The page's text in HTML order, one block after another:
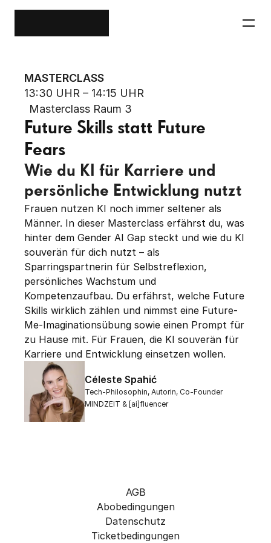
MASTERCLASS
13:30 UHR – 14:15 UHR
Masterclass Raum 3
Future Skills statt Future
Fears
Wie du KI für Karriere und
persönliche Entwicklung nutzt
Frauen nutzen KI noch immer seltener als
Männer. In dieser Masterclass erfährst du, was
hinter dem Gender AI Gap steckt und wie du KI
souverän für dich nutzt – als
Sparringspartnerin für Selbstreflexion,
persönliches Wachstum und
Kompetenzaufbau. Du erfährst, welche Future
Skills wirklich zählen und nimmst eine Future-
Me-Imaginationsübung sowie einen Prompt für
zu Hause mit. Für Frauen, die KI souverän für
Karriere und Entwicklung einsetzen wollen.
Céleste Spahić
Tech-Philosophin, Autorin, Co-Founder
MINDZEIT & [ai]fluencer
AGB
Abobedingungen
Datenschutz
Ticketbedingungen